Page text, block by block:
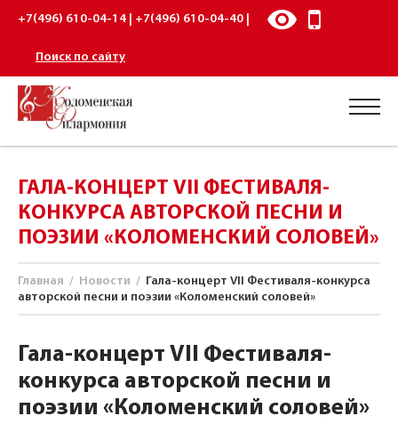
+7(496) 610-04-14 | +7(496) 610-04-40 |
Поиск по сайту
ГАЛА-КОНЦЕРТ VII ФЕСТИВАЛЯ-
КОНКУРСА АВТОРСКОЙ ПЕСНИ И
ПОЭЗИИ «КОЛОМЕНСКИЙ СОЛОВЕЙ»
Главная / Новости / Гала-концерт VII Фестиваля-конкурса
авторской песни и поэзии «Коломенский соловей»
Гала-концерт VII Фестиваля-
конкурса авторской песни и
поэзии «Коломенский соловей»